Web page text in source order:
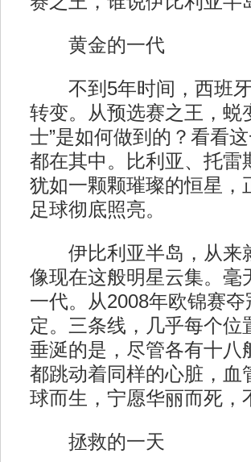
黄金的一代
不到5年时间，西班牙
转变。从预选赛之王，蜕
士”是如何做到的？看看
都在其中。比利亚、托雷
犹如一颗颗璀璨的恒星，
足球彻底照亮。
伊比利亚半岛，从来
像现在这般明星云集。毫
一代。从2008年欧锦赛
定。三条线，几乎每个
垂涎的是，尽管各有十八
都跳动着同样的心脏，血
球而生，宁愿华丽而死，
拯救的一天